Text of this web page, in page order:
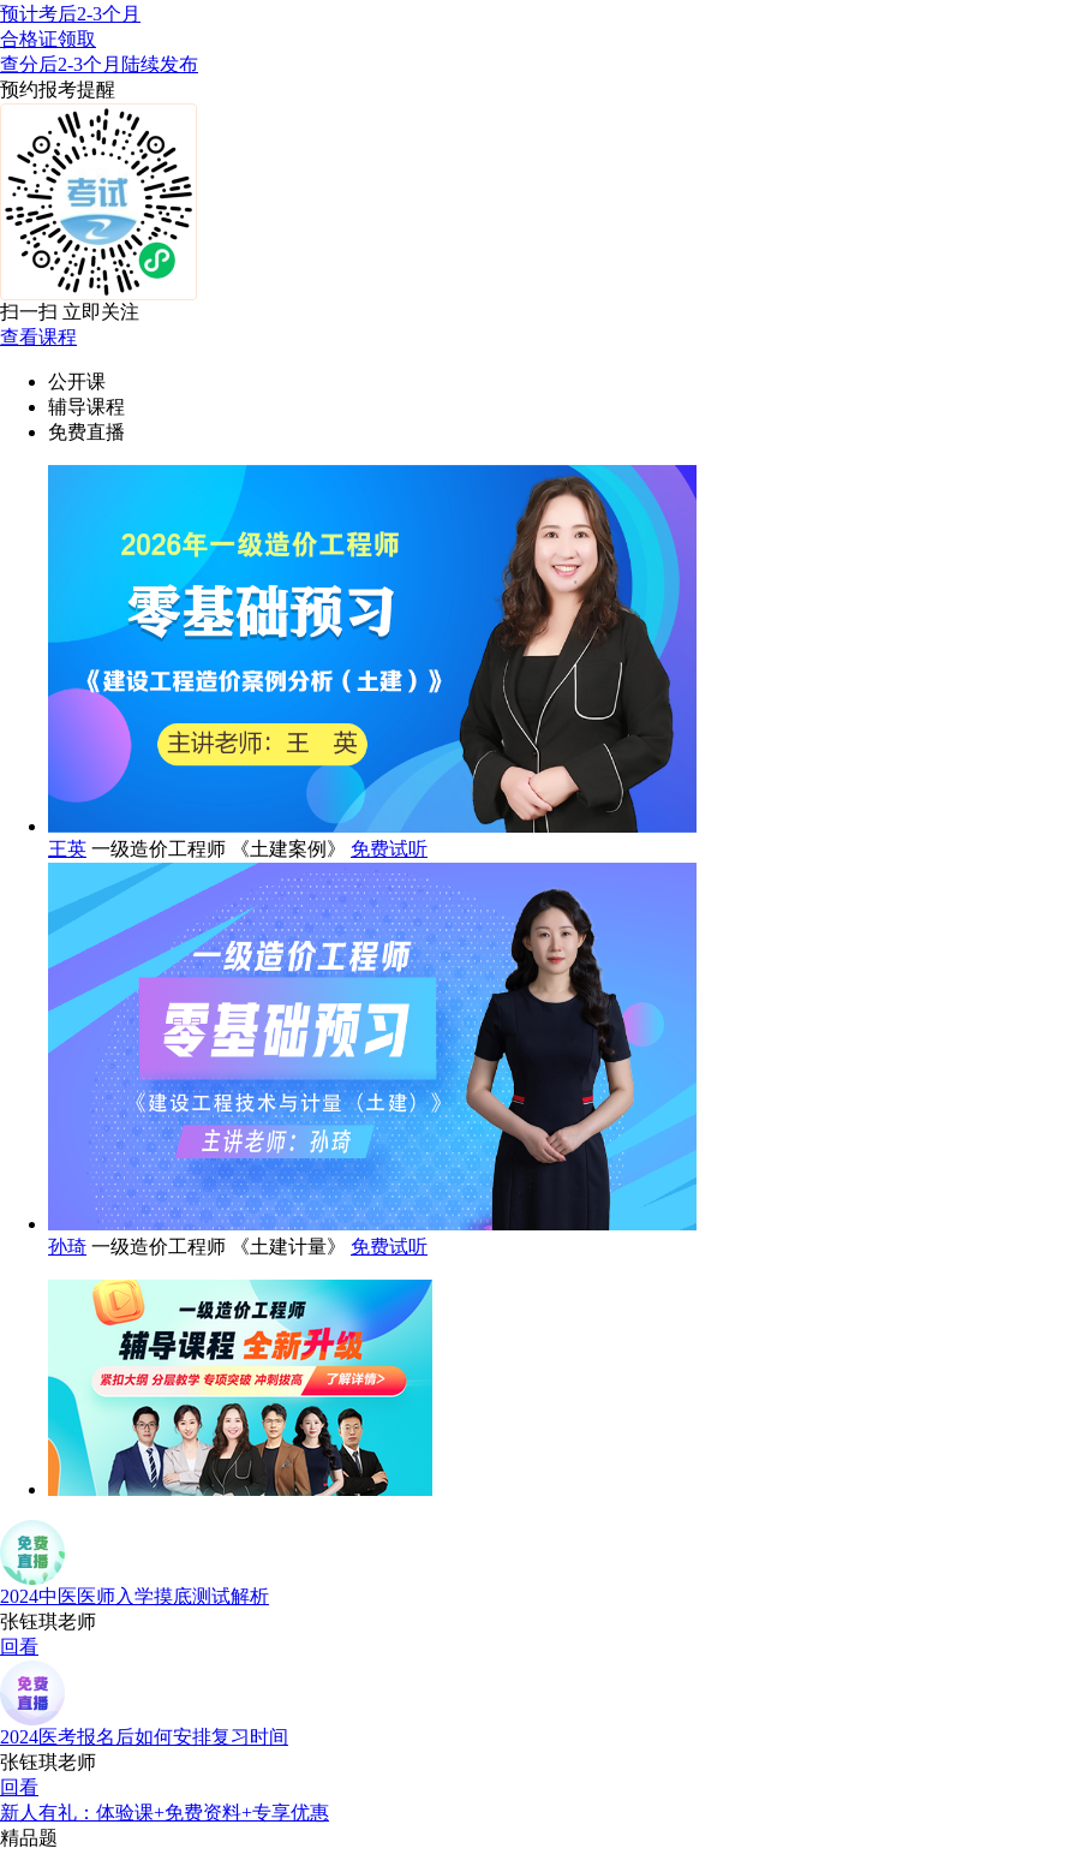
预计考后2-3个月
合格证领取
查分后2-3个月陆续发布
预约报考提醒
扫一扫 立即关注
查看课程
公开课
辅导课程
免费直播
王英 一级造价工程师 《土建案例》 免费试听
孙琦 一级造价工程师 《土建计量》 免费试听
2024中医医师入学摸底测试解析
张钰琪老师
回看
2024医考报名后如何安排复习时间
张钰琪老师
回看
新人有礼：体验课+免费资料+专享优惠
精品题